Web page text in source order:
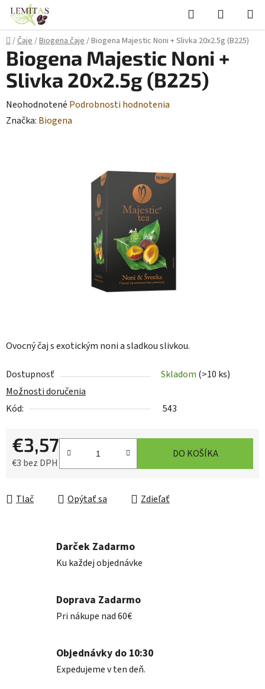
Prejsť
obsah
Hľadať
KOŠÍK
Domov
/Čaje/Biogena čaje/Biogena Majestic Noni + Slivka 20x2.5g (B225)
Ovocný čaj s exotickým noni a sladkou slivkou.
Dostupnosť Skladom (>10 ks)
Možnosti doručenia
Kód:
543
€3,57
€3 bez DPH
DO KOŠÍKA
Tlač Opýtať sa Zdieľať
Biogena Majestic Noni +
Slivka 20x2.5g (B225)
Priemerné
hodnotenie
Neohodnotené Podrobnosti hodnotenia
Značka: Biogena
Darček Zadarmo
Ku každej objednávke
Doprava Zadarmo
Pri nákupe nad 60€
Objednávky do 10:30
Expedujeme v ten deň.